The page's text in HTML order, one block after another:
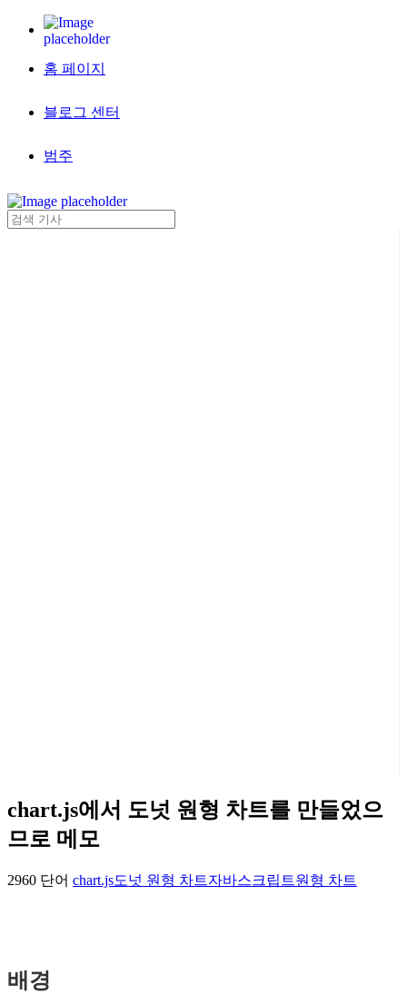
홈 페이지
블로그 센터
범주
chart.js에서 도넛 원형 차트를 만들었으
므로 메모
2960 단어 chart.js도넛 원형 차트자바스크립트원형 차트
배경